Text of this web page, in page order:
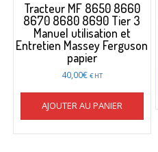
Tracteur MF 8650 8660
8670 8680 8690 Tier 3
Manuel utilisation et
Entretien Massey Ferguson
papier
40,00€ € HT
AJOUTER AU PANIER